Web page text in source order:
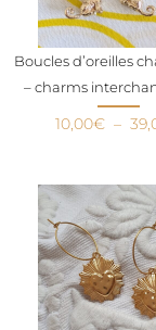
Boucles d’oreilles
– charms
10,00€ –